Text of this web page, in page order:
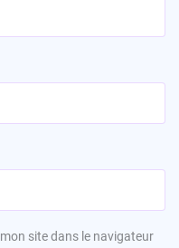
site dans le navigateur